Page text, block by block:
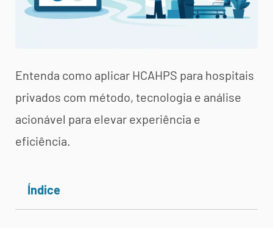
Entenda como aplicar HCAHPS para hospitais
privados com método, tecnologia e análise
acionável para elevar experiência e
eficiência.
Índice